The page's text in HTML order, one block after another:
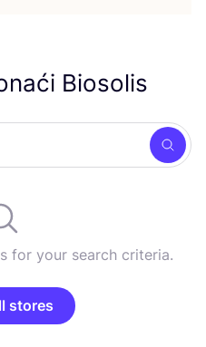
Biosolis
for your search criteria.
stores